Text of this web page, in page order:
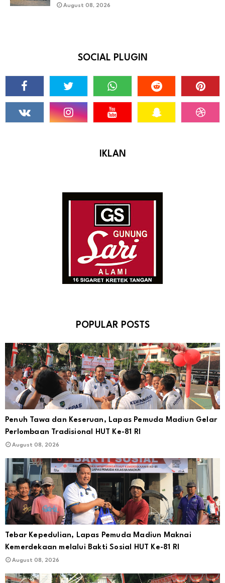
August 08, 2026
SOCIAL PLUGIN
IKLAN
POPULAR POSTS
Penuh Tawa dan Keseruan, Lapas Pemuda Madiun Gelar
Perlombaan Tradisional HUT Ke-81 RI
August 08, 2026
Tebar Kepedulian, Lapas Pemuda Madiun Maknai
Kemerdekaan melalui Bakti Sosial HUT Ke-81 RI
August 08, 2026